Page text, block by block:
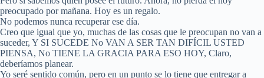
preocupado por mañana. Hoy es un regalo.
No podemos nunca recuperar ese día.
Creo que igual que yo, muchas de las cosas que le preocupan no van a
suceder, Y SI SUCEDE No VAN A SER TAN DIFÍCIL USTED
PIENSA, No TIENE LA GRACIA PARA ESO HOY, Claro,
deberíamos planear.
Yo seré sentido común, pero en un punto se lo tiene que entregar a